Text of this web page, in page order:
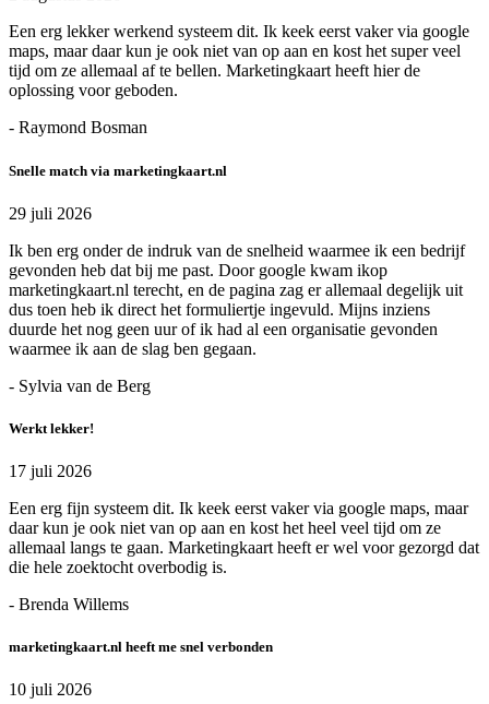
Een erg lekker werkend systeem dit. Ik keek eerst vaker via google
maps, maar daar kun je ook niet van op aan en kost het super veel
tijd om ze allemaal af te bellen. Marketingkaart heeft hier de
oplossing voor geboden.
- Raymond Bosman
Snelle match via marketingkaart.nl
29 juli 2026
Ik ben erg onder de indruk van de snelheid waarmee ik een bedrijf
gevonden heb dat bij me past. Door google kwam ikop
marketingkaart.nl terecht, en de pagina zag er allemaal degelijk uit
dus toen heb ik direct het formuliertje ingevuld. Mijns inziens
duurde het nog geen uur of ik had al een organisatie gevonden
waarmee ik aan de slag ben gegaan.
- Sylvia van de Berg
Werkt lekker!
17 juli 2026
Een erg fijn systeem dit. Ik keek eerst vaker via google maps, maar
daar kun je ook niet van op aan en kost het heel veel tijd om ze
allemaal langs te gaan. Marketingkaart heeft er wel voor gezorgd dat
die hele zoektocht overbodig is.
- Brenda Willems
marketingkaart.nl heeft me snel verbonden
10 juli 2026